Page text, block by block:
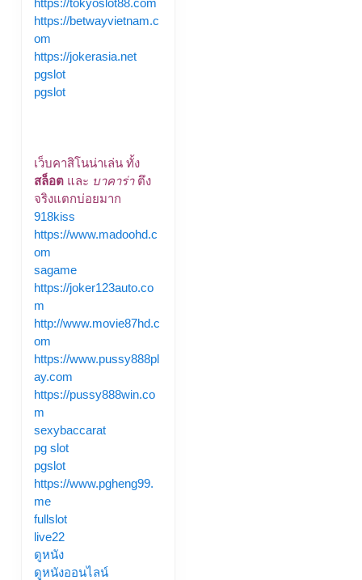
https://tokyoslot88.com
https://betwayvietnam.c
om
https://jokerasia.net
pgslot
pgslot
เว็บคาสิโนน่าเล่น ทั้ง
สล็อต และ บาคาร่าตึง
จริงแตกบ่อยมาก
918kiss
https://www.madoohd.c
om
sagame
https://joker123auto.co
m
http://www.movie87hd.c
om
https://www.pussy888pl
ay.com
https://pussy888win.co
m
sexybaccarat
pg slot
pgslot
https://www.pgheng99.
me
fullslot
live22
ดูหนัง
ดูหนังออนไลน์